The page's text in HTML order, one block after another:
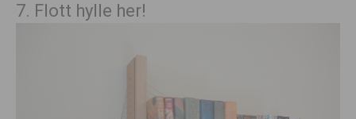
7. Flott hylle her!